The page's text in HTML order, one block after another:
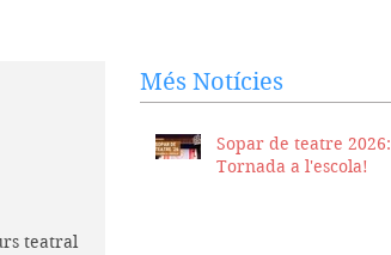
teatral
Més Notícies
Sopar de teatre 2026:
Tornada a l'escola!